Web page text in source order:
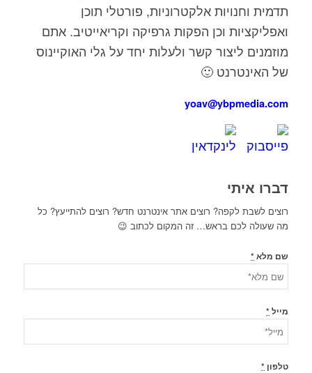
תדמית וחנויות אלקטרוניות, פורטלי תוכן
ואפליקציות וכן הפקות גרפיקה וקריאייטיב. אתם
מוזמנים ליצור קשר ולעלות יחד על גלי האוקיינוס
של האינטרנט 🙂
yoav@ybpmedia.com
דברו איתי
רוצים לשבת לקפה? רוצים אתר אינטרנט חדש? רוצים להתייעץ? כל
מה שעולה לכם בראש… זה המקום לכתוב 😉
שם מלא *
מייל *
טלפון *